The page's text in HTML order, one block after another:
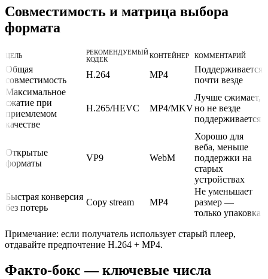
Совместимость и матрица выбора
формата
ЦЕЛЬ
РЕКОМЕНДУЕМЫЙ
КОДЕК
КОНТЕЙНЕР КОММЕНТАРИЙ
Общая
совместимость
H.264 MP4
Поддерживается
почти везде
Максимальное
сжатие при
приемлемом
качестве
H.265/HEVC MP4/MKV
Лучше сжимает,
но не везде
поддерживается
Открытые
форматы
VP9 WebM
Хорошо для
веба, меньше
поддержки на
старых
устройствах
Быстрая конверсия
без потерь
Copy stream MP4
Не уменьшает
размер —
только упаковка
Примечание: если получатель использует старый плеер,
отдавайте предпочтение H.264 + MP4.
Факто-бокс — ключевые числа